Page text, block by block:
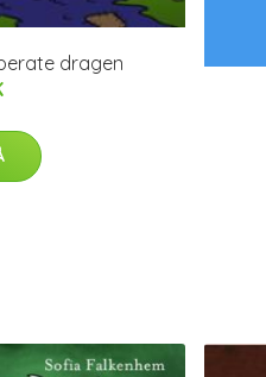
dragen